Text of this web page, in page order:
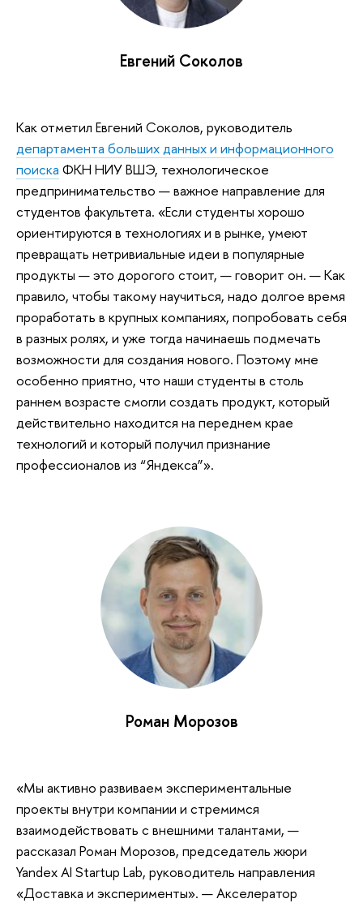
Евгений Соколов
Как отметил Евгений Соколов, руководитель
департамента больших данных и информационного
поиска ФКН НИУ ВШЭ, технологическое
предпринимательство — важное направление для
студентов факультета. «Если студенты хорошо
ориентируются в технологиях и в рынке, умеют
превращать нетривиальные идеи в популярные
продукты — это дорогого стоит, — говорит он. — Как
правило, чтобы такому научиться, надо долгое время
проработать в крупных компаниях, попробовать себя
в разных ролях, и уже тогда начинаешь подмечать
возможности для создания нового. Поэтому мне
особенно приятно, что наши студенты в столь
раннем возрасте смогли создать продукт, который
действительно находится на переднем крае
технологий и который получил признание
профессионалов из “Яндекса”».
Роман Морозов
«Мы активно развиваем экспериментальные
проекты внутри компании и стремимся
взаимодействовать с внешними талантами, —
рассказал Роман Морозов, председатель жюри
Yandex AI Startup Lab, руководитель направления
«Доставка и эксперименты». — Акселератор